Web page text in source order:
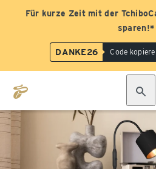
Für kurze Zeit mit der
sparen!*
DANKE26 Code